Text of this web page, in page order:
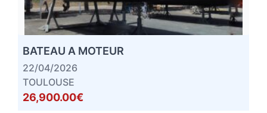
BATEAU A MOTEUR
22/04/2026
TOULOUSE
26,900.00€